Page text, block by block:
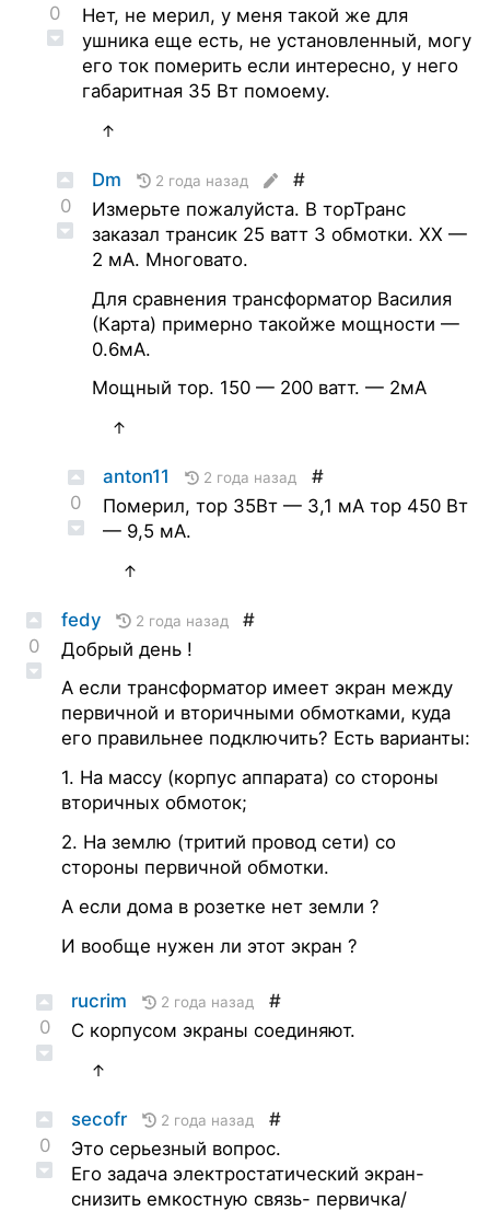
0
Нет, не мерил, у меня такой же для
ушника еще есть, не установленный, могу
его ток померить если интересно, у него
габаритная 35 Вт помоему.
↑
0
Dm 2 года назад
#
Измерьте пожалуйста. В торТранс
заказал трансик 25 ватт 3 обмотки. ХХ —
2 мА. Многовато.
Для сравнения трансформатор Василия
(Карта) примерно такойже мощности —
0.6мА.
Мощный тор. 150 — 200 ватт. — 2мА
↑
0
anton11 2 года назад
#
Померил, тор 35Вт — 3,1 мА тор 450 Вт
— 9,5 мА.
↑
0
fedy 2 года назад
#
Добрый день !
А если трансформатор имеет экран между
первичной и вторичными обмотками, куда
его правильнее подключить? Есть варианты:
1. На массу (корпус аппарата) со стороны
вторичных обмоток;
2. На землю (тритий провод сети) со
стороны первичной обмотки.
А если дома в розетке нет земли ?
И вообще нужен ли этот экран ?
0
rucrim 2 года назад
#
С корпусом экраны соединяют.
↑
0
secofr 2 года назад
#
Это серьезный вопрос.
Его задача электростатический экран-
снизить емкостную связь- первичка/